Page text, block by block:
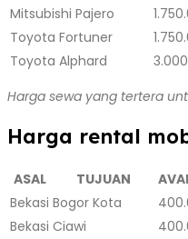
Mitsubishi Pajero
Toyota Fortuner
Toyota Alphard
Harga sewa yang tertera
Harga rental
ASAL TUJUAN
Bekasi Bogor Kota
Bekasi Ciawi